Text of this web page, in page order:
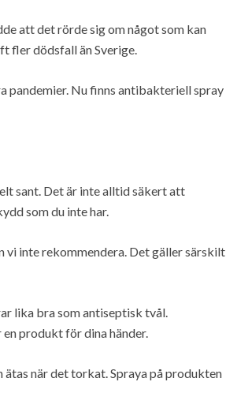
att det rörde sig om något som kan
fler dödsfall än Sverige.
pandemier. Nu finns antibakteriell spray
sant. Det är inte alltid säkert att
som du inte har.
vi inte rekommendera. Det gäller särskilt
lika bra som antiseptisk tvål.
produkt för dina händer.
när det torkat. Spraya på produkten